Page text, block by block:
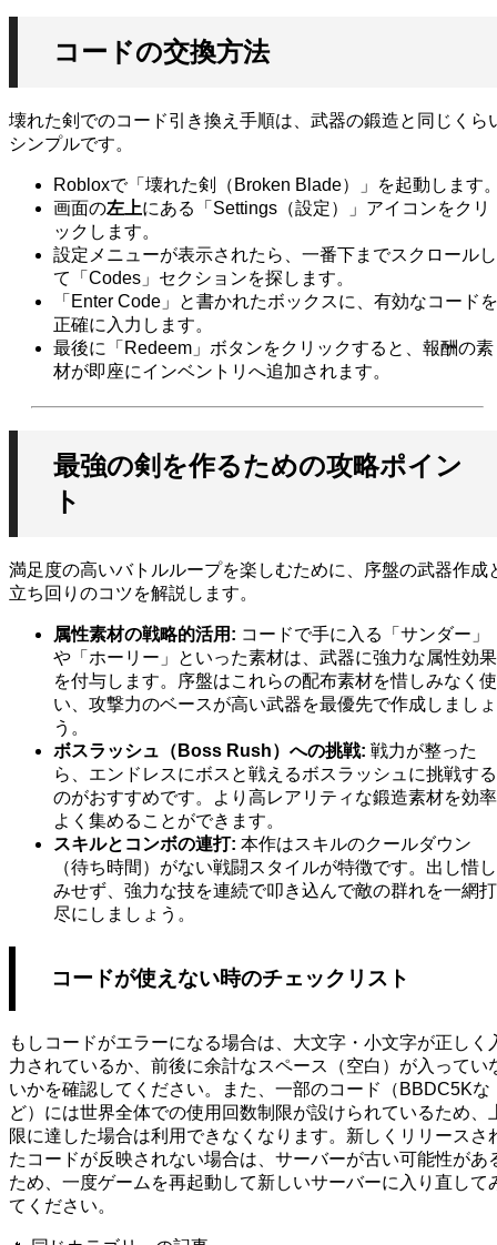
コードの交換方法
壊れた剣でのコード引き換え手順は、武器の鍛造と同じくら
シンプルです。
Robloxで「壊れた剣（Broken Blade）」を起動します
画面の左上にある「Settings（設定）」アイコンをクリ
ックします。
設定メニューが表示されたら、一番下までスクロールし
て「Codes」セクションを探します。
「Enter Code」と書かれたボックスに、有効なコードを
正確に入力します。
最後に「Redeem」ボタンをクリックすると、報酬の素
材が即座にインベントリへ追加されます。
最強の剣を作るための攻略ポイン
ト
満足度の高いバトルループを楽しむために、序盤の武器作成
立ち回りのコツを解説します。
属性素材の戦略的活用: コードで手に入る「サンダー」
や「ホーリー」といった素材は、武器に強力な属性効果
を付与します。序盤はこれらの配布素材を惜しみなく使
い、攻撃力のベースが高い武器を最優先で作成しましょ
う。
ボスラッシュ（Boss Rush）への挑戦: 戦力が整った
ら、エンドレスにボスと戦えるボスラッシュに挑戦する
のがおすすめです。より高レアリティな鍛造素材を効率
よく集めることができます。
スキルとコンボの連打: 本作はスキルのクールダウン
（待ち時間）がない戦闘スタイルが特徴です。出し惜し
みせず、強力な技を連続で叩き込んで敵の群れを一網打
尽にしましょう。
コードが使えない時のチェックリスト
もしコードがエラーになる場合は、大文字・小文字が正しく
力されているか、前後に余計なスペース（空白）が入ってい
いかを確認してください。また、一部のコード（BBDC5Kな
ど）には世界全体での使用回数制限が設けられているため、
限に達した場合は利用できなくなります。新しくリリースさ
たコードが反映されない場合は、サーバーが古い可能性があ
ため、一度ゲームを再起動して新しいサーバーに入り直して
てください。